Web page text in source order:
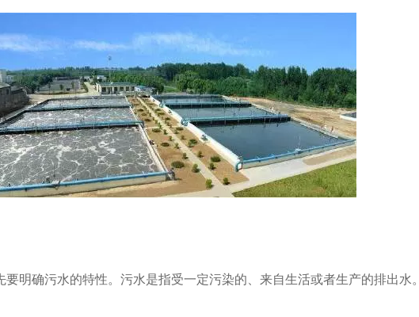
确污水的特性。污水是指受一定污染的、来自生活或者生产的排出水。